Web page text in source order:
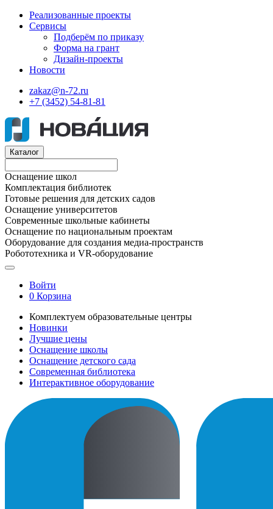
Реализованные проекты
Сервисы
Подберём по приказу
Форма на грант
Дизайн-проекты
Новости
zakaz@n-72.ru
+7 (3452) 54-81-81
Каталог
Оснащение школ
Комплектация библиотек
Готовые решения для детских садов
Оснащение университетов
Современные школьные кабинеты
Оснащение по национальным проектам
Оборудование для создания медиа-пространств
Робототехника и VR-оборудование
Войти
0 Корзина
Комплектуем образовательные центры
Новинки
Лучшие цены
Оснащение школы
Оснащение детского сада
Современная библиотека
Интерактивное оборудование